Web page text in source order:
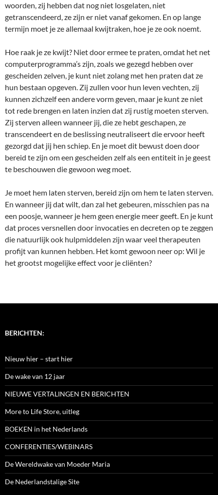
woorden, zij hebben dat nog niet losgelaten, niet
getranscendeerd, ze zijn er niet vanaf gekomen. En op lange
termijn moet je ze allemaal kwijtraken, hoe je ze ook noemt.
Hoe raak je ze kwijt? Niet door ermee te praten, omdat het net
computerprogramma’s zijn, zoals we gezegd hebben over
gescheiden zelven, je kunt niet zolang met hen praten dat ze
hun bestaan opgeven. Zij zullen voor hun leven vechten, zij
kunnen zichzelf een andere vorm geven, maar je kunt ze niet
tot rede brengen en laten inzien dat zij rustig moeten sterven.
Zij sterven alleen wanneer jij, die ze hebt geschapen, ze
transcendeert en de beslissing neutraliseert die ervoor heeft
gezorgd dat jij hen schiep. En je moet dit bewust doen door
bereid te zijn om een gescheiden zelf als een entiteit in je geest
te beschouwen die gewoon weg moet.
Je moet hem laten sterven, bereid zijn om hem te laten sterven.
En wanneer jij dat wilt, dan zal het gebeuren, misschien pas na
een poosje, wanneer je hem geen energie meer geeft. En je kunt
dat proces versnellen door invocaties en decreten op te zeggen
die natuurlijk ook hulpmiddelen zijn waar veel therapeuten
profijt van kunnen hebben. Het komt gewoon neer op: Wil je
het grootst mogelijke effect voor je cliënten?
BERICHTEN:
Nieuw hier – start hier
De wake van 12 jaar
NIEUWE VERTALINGEN EN BERICHTEN
More to Life Store, uitleg
BOEKEN in het Nederlands
CONFERENTIES/WEBINARS
De Wereldwake van Moeder Maria
De Nederlandstalige Site